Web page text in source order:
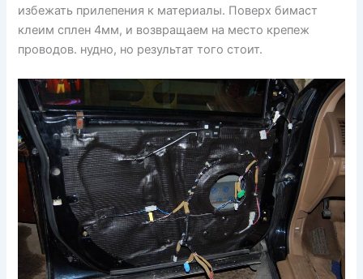
избежать прилепения к материалы. Поверх бимаст
клеим сплен 4мм, и возвращаем на место крепеж
проводов. нудно, но результат того стоит.